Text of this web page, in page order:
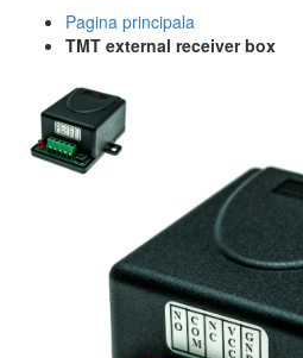
Pagina principala
TMT external receiver box